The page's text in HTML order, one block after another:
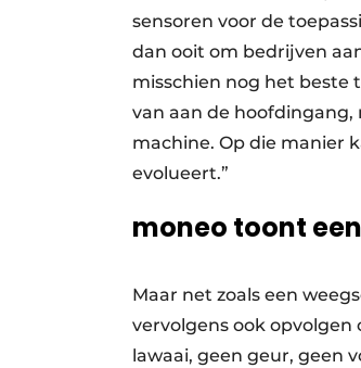
sensoren voor de
dan ooit om bedrijven
misschien nog het
van aan de hoofdingang,
machine. Op die manier
evolueert.”
moneo toont
Maar net zoals een
vervolgens ook
lawaai, geen geur, geen